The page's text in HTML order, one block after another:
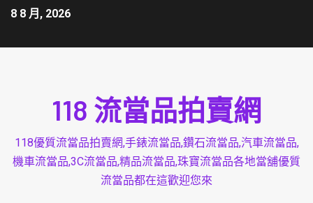
8 8 月, 2026
118 流當品拍賣網
118優質流當品拍賣網,手錶流當品,鑽石流當品,汽車流當品,
機車流當品,3C流當品,精品流當品,珠寶流當品各地當舖優質
流當品都在這歡迎您來